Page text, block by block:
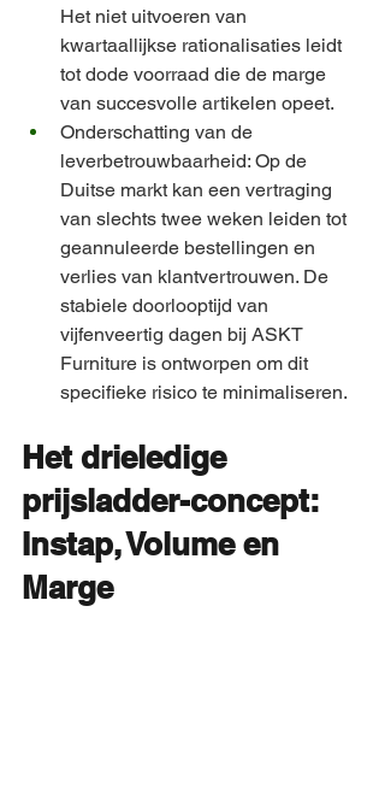
Het niet uitvoeren van
kwartaallijkse rationalisaties leidt
tot dode voorraad die de marge
van succesvolle artikelen opeet.
Onderschatting van de
leverbetrouwbaarheid: Op de
Duitse markt kan een vertraging
van slechts twee weken leiden tot
geannuleerde bestellingen en
verlies van klantvertrouwen. De
stabiele doorlooptijd van
vijfenveertig dagen bij ASKT
Furniture is ontworpen om dit
specifieke risico te minimaliseren.
Het drieledige
prijsladder-concept:
Instap, Volume en
Marge